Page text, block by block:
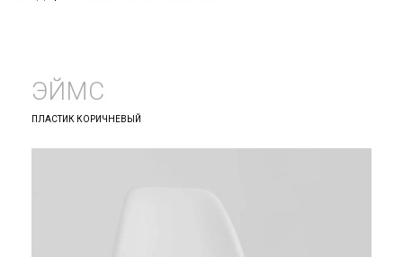
ЭЙМС
ПЛАСТИК КОРИЧНЕВЫЙ